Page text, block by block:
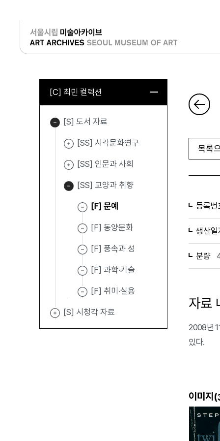
로그인
[C] 최민 컬렉션
[S] 도서 자료
[SS] 시각문화연구
[SS] 인문과 사회
[SS] 교양과 취향
[F] 문예
[F] 동양문화
[F] 풍속과 성
[F] 과학·기술
[F] 취미·실용
[S] 시청각 자료
목록
등록번
생산일
분량
자료
2008년
있다.
이미지(